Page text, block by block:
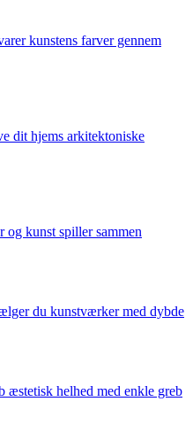
kunstens farver gennem
dit hjems arkitektoniske
og kunst spiller sammen
du kunstværker med dybde
æstetisk helhed med enkle greb